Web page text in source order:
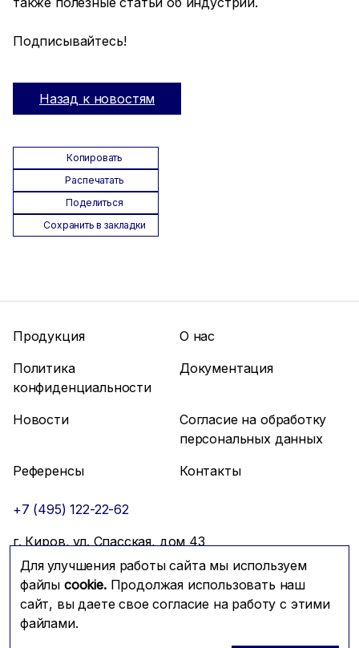
Подписывайтесь!
Назад к новостям
Копировать
Распечатать
Поделиться
Сохранить в закладки
Для улучшения работы сайта мы используем
файлы cookie.Продолжая использовать наш
сайт, вы даете свое согласие на работу с этими
файлами.
Продукция
О нас
Политика
конфиденциальности
Документация
Новости
Согласие на обработку
персональных данных
Референсы
Контакты
+7 (495) 122-22-62
г. Киров, ул. Спасская, дом 43
info@mfmc.ru
Связаться с нами